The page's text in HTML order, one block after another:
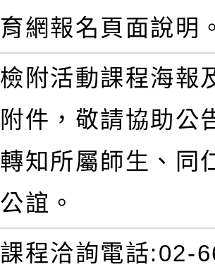
育網報名頁面說明
檢附活動課程海報
附件，敬請協助公
轉知所屬師生、同
公誼。
課程洽詢電話:02-